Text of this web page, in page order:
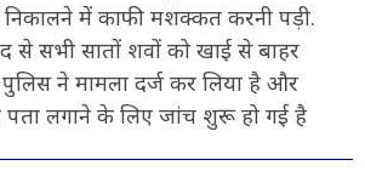
निकालने में काफी मशक्कत करनी पड़ी.
से सभी सातों शवों को खाई से बाहर
पुलिस ने मामला दर्ज कर लिया है और
पता लगाने के लिए जांच शुरू हो गई है